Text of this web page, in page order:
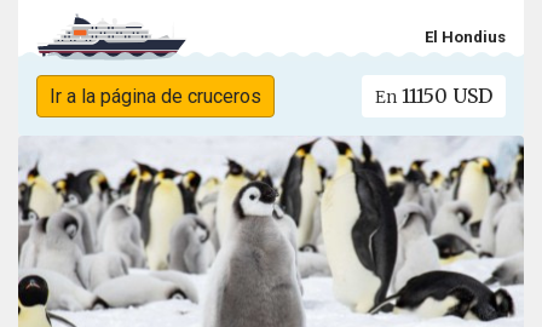
El Hondius
Ir a la página de cruceros En 11150 USD